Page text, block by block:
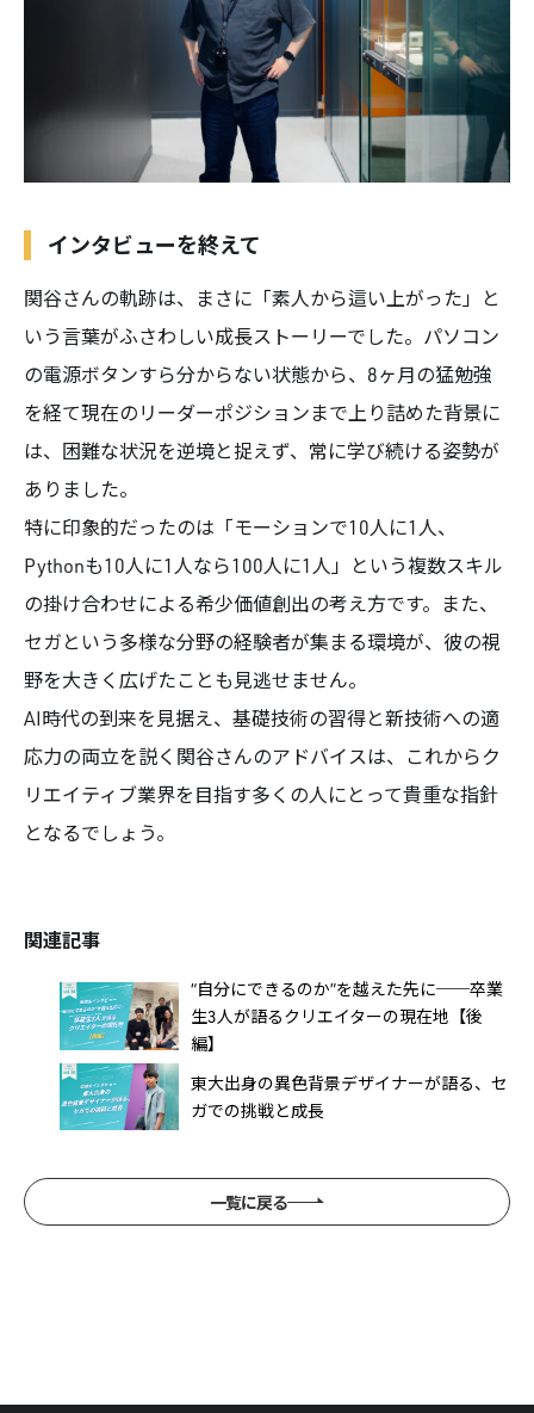
インタビューを終えて
関谷さんの軌跡は、まさに「素人から這い上がった」と
いう言葉がふさわしい成長ストーリーでした。パソコン
の電源ボタンすら分からない状態から、8ヶ月の猛勉強
を経て現在のリーダーポジションまで上り詰めた背景に
は、困難な状況を逆境と捉えず、常に学び続ける姿勢が
ありました。
特に印象的だったのは「モーションで10人に1人、
Pythonも10人に1人なら100人に1人」という複数スキル
の掛け合わせによる希少価値創出の考え方です。また、
セガという多様な分野の経験者が集まる環境が、彼の視
野を大きく広げたことも見逃せません。
AI時代の到来を見据え、基礎技術の習得と新技術への適
応力の両立を説く関谷さんのアドバイスは、これからク
リエイティブ業界を目指す多くの人にとって貴重な指針
となるでしょう。
関連記事
“自分にできるのか”を越えた先に──卒業
生3人が語るクリエイターの現在地【後
編】
東大出身の異色背景デザイナーが語る、セ
ガでの挑戦と成長
一覧に戻る